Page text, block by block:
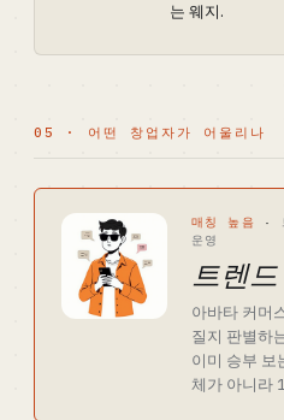
는 웨지.
05 · 어떤 창업자가 어울리나
매칭 높음 ·
운영
트렌
아바타 커머
질지 판별하
이미 승부 보
체가 아니라